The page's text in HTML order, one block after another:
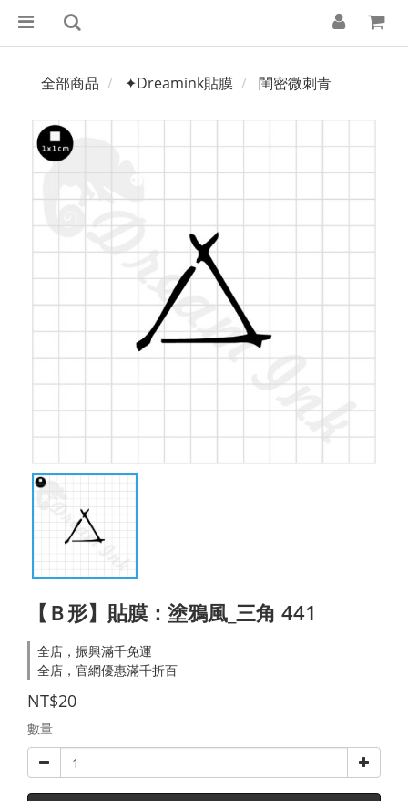
全部商品 ✦Dreamink貼膜 閨密微刺青
【Ｂ形】貼膜：塗鴉風_三角 441
全店，振興滿千免運
全店，官網優惠滿千折百
NT$20
數量